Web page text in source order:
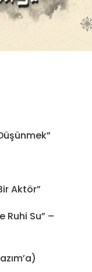
Aktör”
Ruhi Su” –